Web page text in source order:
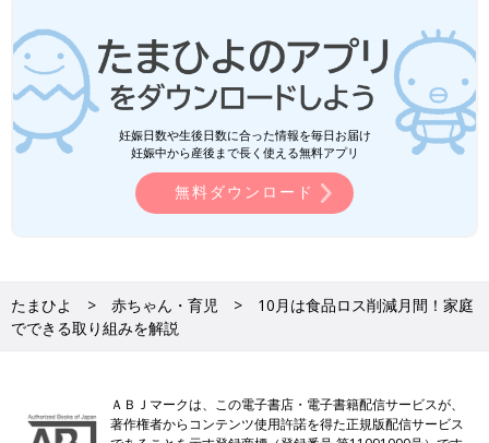
妊娠日数や生後日数に合った情報を毎日お届け
妊娠中から産後まで長く使える無料アプリ
無料ダウンロード
たまひよ 赤ちゃん・育児
10月は食品ロス削減月間！家庭
でできる取り組みを解説
ＡＢＪマークは、この電子書店・電子書籍配信サービスが、
著作権者からコンテンツ使用許諾を得た正規版配信サービス